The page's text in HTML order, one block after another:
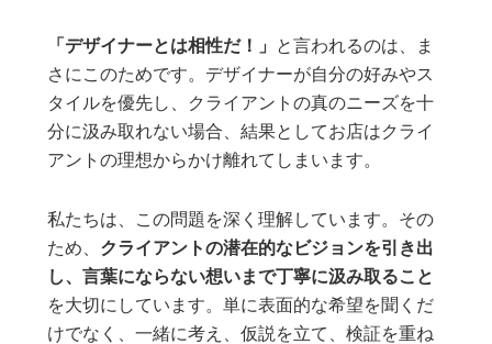
「デザイナーとは相性だ！」 と言われるのは、ま
さにこのためです。デザイナーが自分の好みやス
タイルを優先し、クライアントの真のニーズを十
分に汲み取れない場合、結果としてお店はクライ
アントの理想からかけ離れてしまいます。
私たちは、この問題を深く理解しています。その
ため、 クライアントの潜在的なビジョンを引き出
し、言葉にならない想いまで丁寧に汲み取ること
を大切にしています。単に表面的な希望を聞くだ
けでなく、一緒に考え、仮説を立て、検証を重ね